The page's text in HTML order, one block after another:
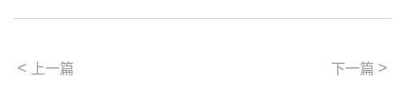
< 上一篇 下一篇 >